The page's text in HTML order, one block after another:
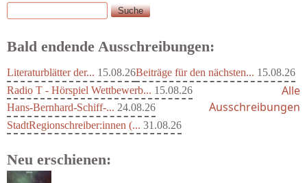
Suchformular
Suche
Bald endende Ausschreibungen:
Literaturblätter der... 15.08.26Beiträge für den nächsten... 15.08.26
Radio T - Hörspiel Wettbewerb... 15.08.26
Hans-Bernhard-Schiff-... 24.08.26
StadtRegionschreiber:innen (... 31.08.26
Alle
Ausschreibungen
Neu erschienen: